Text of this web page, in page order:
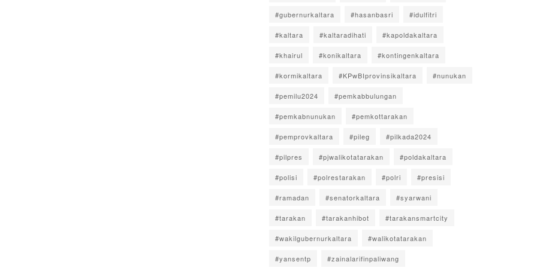
#gubernurkaltara #hasanbasri #idulfitri
#kaltara #kaltaradihati #kapoldakaltara
#khairul #konikaltara #kontingenkaltara
#kormikaltara #KPwBIprovinsikaltara #nunukan
#pemilu2024 #pemkabbulungan
#pemkabnunukan #pemkottarakan
#pemprovkaltara #pileg #pilkada2024
#pilpres #pjwalikotatarakan #poldakaltara
#polisi #polrestarakan #polri #presisi
#ramadan #senatorkaltara #syarwani
#tarakan #tarakanhibot #tarakansmartcity
#wakilgubernurkaltara #walikotatarakan
#yansentp #zainalarifinpaliwang